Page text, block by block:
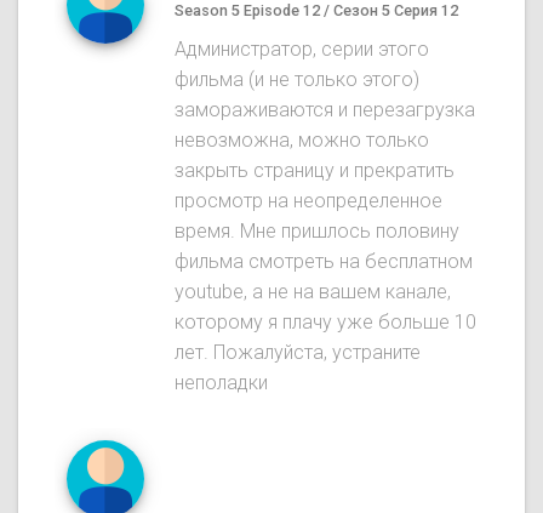
Season 5 Episode 12 / Сезон 5 Серия 12
Администратор, серии этого
фильма (и не только этого)
замораживаются и перезагрузка
невозможна, можно только
закрыть страницу и прекратить
просмотр на неопределенное
время. Мне пришлось половину
фильма смотреть на бесплатном
youtube, а не на вашем канале,
которому я плачу уже больше 10
лет. Пожалуйста, устраните
неполадки